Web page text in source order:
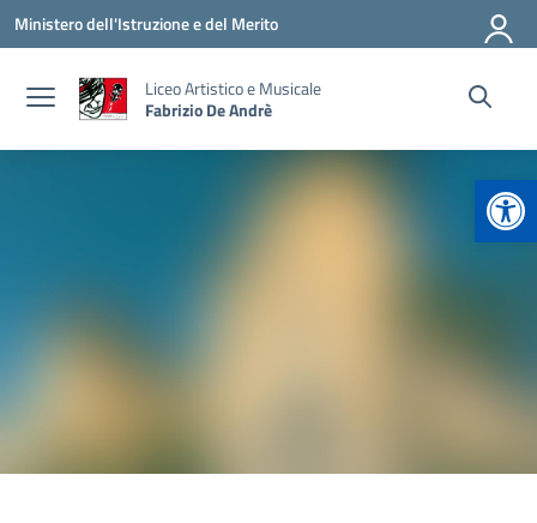
Vai ai contenuti
Vai al menu di navigazione
Vai al footer
Ministero dell'Istruzione e del Merito
Liceo Artistico e Musicale
Fabrizio De Andrè